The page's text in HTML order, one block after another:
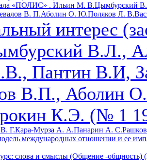
«ПОЛИС» . Ильин М. В.Цымбурский
В. П.Аболин О. Ю.Поляков Л. В.
интерес
В.Л.,
Пантин В.И,
В.П., Аболин
К.Э. (№ 1
Г.Кара-Мурза А. А.Панарин А. С.
международных отношении и ее
слова и смыслы (Общение -общность)